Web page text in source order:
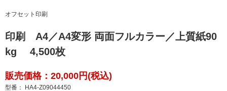
オフセット印刷
印刷 A4／A4変形 両面フルカラー／上質紙90
kg 4,500枚
販売価格：20,000円(税込)
型番： HA4-Z09044450